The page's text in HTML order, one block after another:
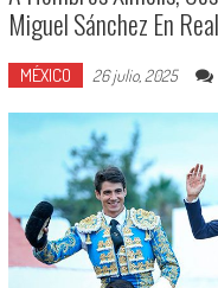
Miguel Sánchez En
MÉXICO 26 julio, 2025